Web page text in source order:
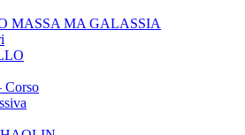
MASSA MA GALASSIA
Corso